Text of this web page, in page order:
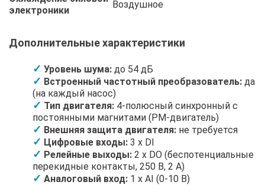
электроники
Воздушное
Дополнительные характеристики
Уровень шума: до 54 дБ
Встроенный частотный преобразователь: да
(на каждый насос)
Тип двигателя: 4-полюсный синхронный с
постоянными магнитами (PM-двигатель)
Внешняя защита двигателя: не требуется
Цифровые входы: 3 x DI
Релейные выходы: 2 x DO (беспотенциальные
перекидные контакты, 250 В, 2 А)
Аналоговый вход: 1 x AI (0-10 В)